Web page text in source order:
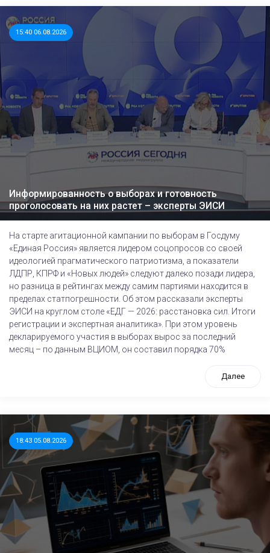
15:40 06.08.2026
Информированность о выборах и готовность
проголосовать на них растет – эксперты ЭИСИ
На старте агитационной кампании по выборам в Госдуму
«Единая Россия» является лидером соцопросов со своей
идеологией прагматического патриотизма, а показатели
ЛДПР, КПРФ и «Новых людей» следуют далеко позади лидера,
но разница в рейтингах между самим партиями находится в
пределах статпогрешности. Об этом рассказали эксперты
ЭИСИ на круглом столе «ЕДГ — 2026: расстановка сил. Итоги
регистрации и экспертная аналитика». При этом уровень
декларируемого участия в выборах вырос за последний
месяц – по данным ВЦИОМ, он составил порядка 70%
Далее
18:43 05.08.2026